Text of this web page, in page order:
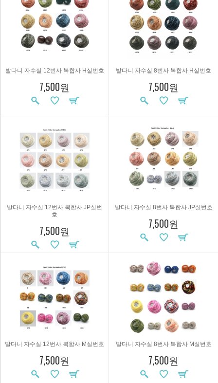
발다니 자수실 12번사 복합사 H실번호
7,500원
발다니 자수실 8번사 복합사 H실번호
7,500원
발다니 자수실 12번사 복합사 JP실번
호
7,500원
발다니 자수실 8번사 복합사 JP실번호
7,500원
발다니 자수실 12번사 복합사 M실번호
7,500원
발다니 자수실 8번사 복합사 M실번호
7,500원